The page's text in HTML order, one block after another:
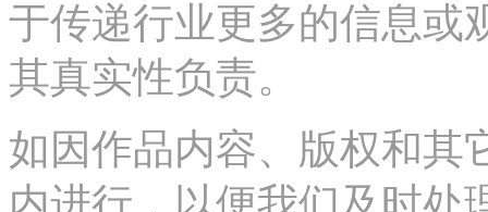
于传递行业更多的信息或
其真实性负责。
如因作品内容、版权和其